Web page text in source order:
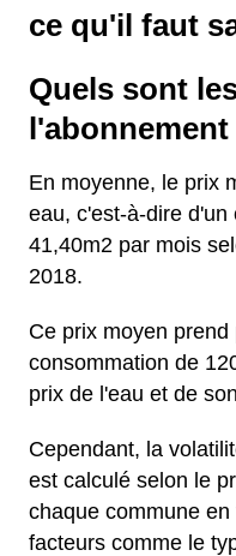
ce qu'il faut
Quels sont
En moyenne, le prix
eau, c'est-à-dire
41,40m2 par mois
2018.
Ce prix moyen
consommation de
prix de l'eau et de
Cependant, la
est calculé selon le
chaque commune
facteurs comme le